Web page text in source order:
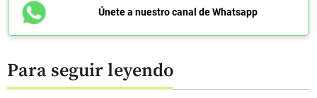
Únete a nuestro canal de Whatsapp
Para seguir leyendo